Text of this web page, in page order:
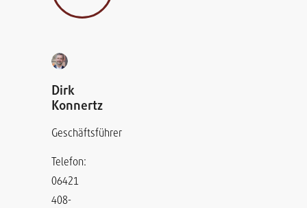
Dirk
Konnertz
Geschäftsführer
Telefon:
06421
408-